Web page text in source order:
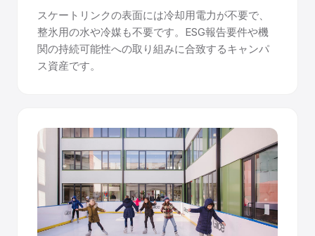
スケートリンクの表面には冷却用電力が不要で、
整氷用の水や冷媒も不要です。ESG報告要件や機
関の持続可能性への取り組みに合致するキャンパ
ス資産です。